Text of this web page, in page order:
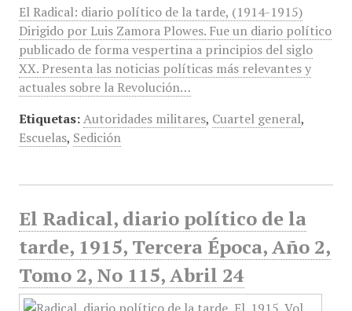
El Radical: diario político de la tarde, (1914-1915)
Dirigido por Luis Zamora Plowes. Fue un diario político
publicado de forma vespertina a principios del siglo
XX. Presenta las noticias políticas más relevantes y
actuales sobre la Revolución…
Etiquetas: Autoridades militares, Cuartel general,
Escuelas, Sedición
El Radical, diario político de la
tarde, 1915, Tercera Época, Año 2,
Tomo 2, No 115, Abril 24